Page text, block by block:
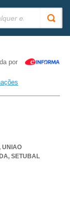
por
UNIAO
, SETUBAL